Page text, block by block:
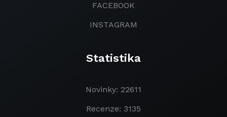
FACEBOOK
INSTAGRAM
Statistika
Novinky: 22611
Recenze: 3135